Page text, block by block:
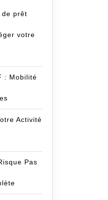
de prêt
votre
: Mobilité
Activité
Pas